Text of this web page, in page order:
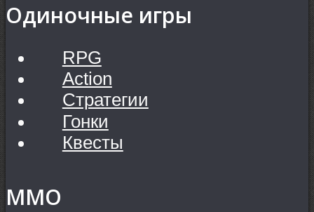
Одиночные игры
RPG
Action
Стратегии
Гонки
Квесты
MMO